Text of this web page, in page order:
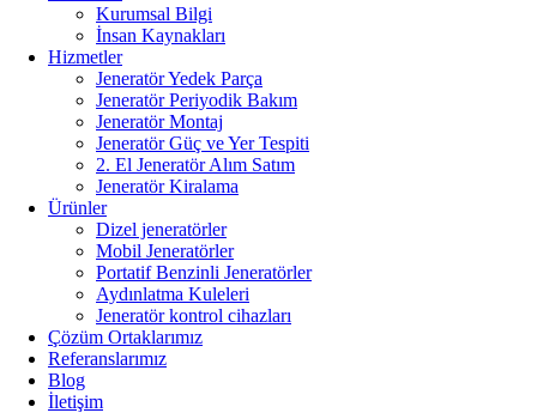
Kurumsal Bilgi
İnsan Kaynakları
Hizmetler
Jeneratör Yedek Parça
Jeneratör Periyodik Bakım
Jeneratör Montaj
Jeneratör Güç ve Yer Tespiti
2. El Jeneratör Alım Satım
Jeneratör Kiralama
Ürünler
Dizel jeneratörler
Mobil Jeneratörler
Portatif Benzinli Jeneratörler
Aydınlatma Kuleleri
Jeneratör kontrol cihazları
Çözüm Ortaklarımız
Referanslarımız
Blog
İletişim